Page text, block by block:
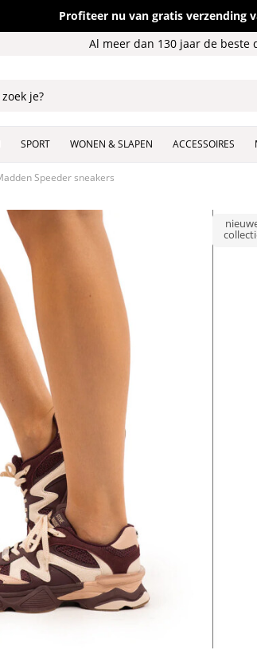
Profiteer nu van gratis verzending
Al meer dan 130 jaar de beste
SPORT WONEN & SLAPEN ACCESSOIRES
Speeder sneakers